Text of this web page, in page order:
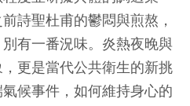
詩聖杜甫的鬱悶與煎熬，
有一番況味。炎熱夜晚與
更是當代公共衛生的新挑
候事件，如何維持身心的